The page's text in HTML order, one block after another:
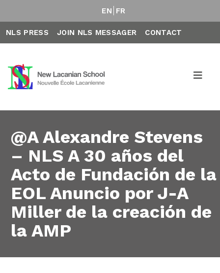
EN FR
NLS PRESS JOIN NLS MESSAGER CONTACT
@A Alexandre Stevens
– NLS A 30 años del
Acto de Fundación de la
EOL Anuncio por J-A
Miller de la creación de
la AMP